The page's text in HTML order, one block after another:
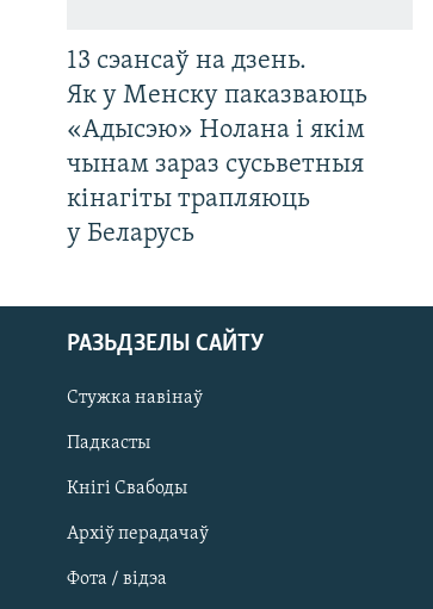
13 сэансаў на дзень.
Як у Менску паказваюць
«Адысэю» Нолана і якім
чынам зараз сусьветныя
кінагіты трапляюць
у Беларусь
РАЗЬДЗЕЛЫ САЙТУ
Стужка навінаў
Падкасты
Кнігі Свабоды
Архіў перадачаў
Фота / відэа